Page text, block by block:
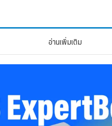
อ่านเพิ่มเติม